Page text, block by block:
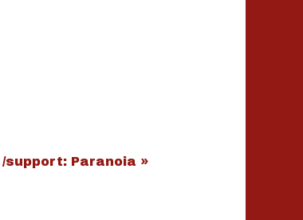
/support: Paranoia »